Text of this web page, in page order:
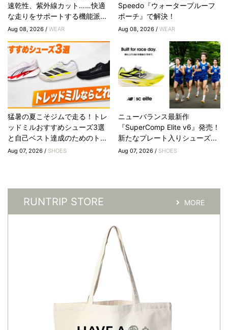
速乾性、紫外線カット……快適
な走りをサポートする機能派...
Aug 08, 2026 / WEAR
Speedo『ウォータープルーフ
ポーチ』で解決！
Aug 08, 2026 /WEAR
猛暑の夏こそジムで走る！トレ
ッドミルおすすめシューズ3選
と自己ベスト達成のためのト...
Aug 07, 2026 / SHOES
ニューバランス最新作
『SuperComp Elite v6』発売！
新たなプレート入りシューズ...
Aug 07, 2026 / SHOES
RUNTRIP STORE MORE